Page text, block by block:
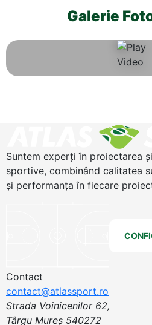
Galerie
Suntem experți în proiectarea
sportive, combinând calitatea
și performanța în fiecare
Contact
contact@atlassport.ro
Strada Voinicenilor 62,
Târgu Mureș 540272